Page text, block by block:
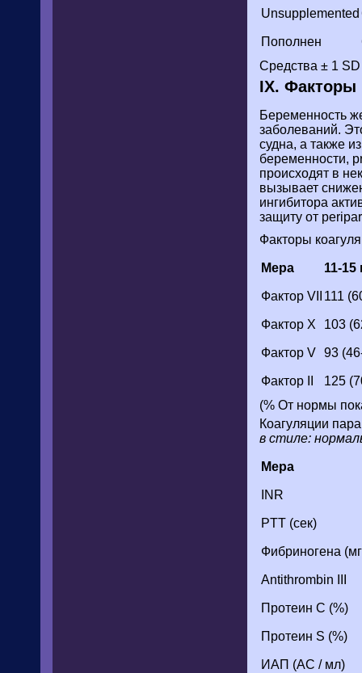
Unsupplemented
Пополнен
Средства ± 1 SD
IX. Факторы
Беременность
заболеваний.
судна, а также
беременности,
происходят в
вызывает
ингибитора
защиту от
Факторы
Мера 11-15
Фактор VII 111
Фактор X 103
Фактор V 93
Фактор II
125
(% От нормы
Коагуляции
в стиле:
Мера
INR
PTT (сек)
Фибриногена
Antithrombin III
Протеин С (%)
Протеин S (%)
ИАП (АС / мл)